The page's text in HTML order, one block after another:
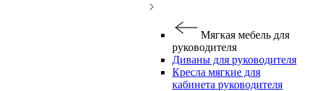
Мягкая мебель для
руководителя
Диваны для руководителя
Кресла мягкие для
кабинета руководителя